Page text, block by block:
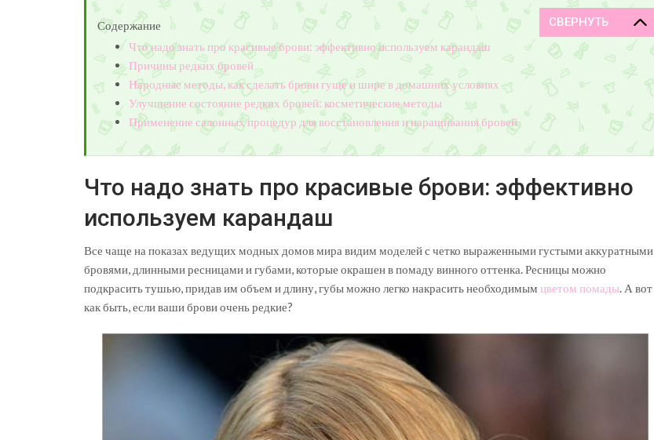
Содержание
Что надо знать про красивые брови: эффективно используем карандаш
Причины редких бровей
Народные методы, как сделать брови гуще и шире в домашних условиях
Улучшение состояние редких бровей: косметические методы
Применение салонных процедур для восстановления и наращивания бровей
Что надо знать про красивые брови: эффективно
используем карандаш
Все чаще на показах ведущих модных домов мира видим моделей с четко выраженными густыми аккуратными
бровями, длинными ресницами и губами, которые окрашен в помаду винного оттенка. Ресницы можно
подкрасить тушью, придав им объем и длину, губы можно легко накрасить необходимым цветом помады . А вот
как быть, если ваши брови очень редкие?